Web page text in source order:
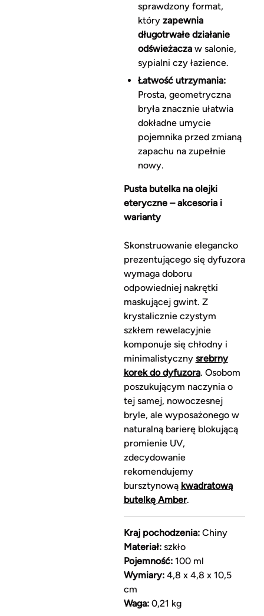
sprawdzony format,
który zapewnia
długotrwałe działanie
odświeżaczaw salonie,
sypialni czy łazience.
Łatwość utrzymania:
Prosta, geometryczna
bryła znacznie ułatwia
dokładne umycie
pojemnika przed zmianą
zapachu na zupełnie
nowy.
Pusta butelka na olejki
eteryczne – akcesoria i
warianty
Skonstruowanie elegancko
prezentującego się dyfuzora
wymaga doboru
odpowiedniej nakrętki
maskującej gwint. Z
krystalicznie czystym
szkłem rewelacyjnie
komponuje się chłodny i
minimalistyczny srebrny
korek do dyfuzora. Osobom
poszukującym naczynia o
tej samej, nowoczesnej
bryle, ale wyposażonego w
naturalną barierę blokującą
promienie UV,
zdecydowanie
rekomendujemy
bursztynową kwadratową
butelkę Amber.
Kraj pochodzenia:Chiny
Materiał:szkło
Pojemność:100 ml
Wymiary:4,8 x 4,8 x 10,5
cm
Waga:0,21 kg